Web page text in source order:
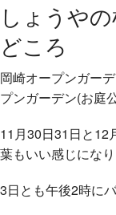
しょうや
どころ
岡崎オープンガー
プンガーデン(お庭
11月30日31日と12
葉もいい感じになり
3日とも午後2時に